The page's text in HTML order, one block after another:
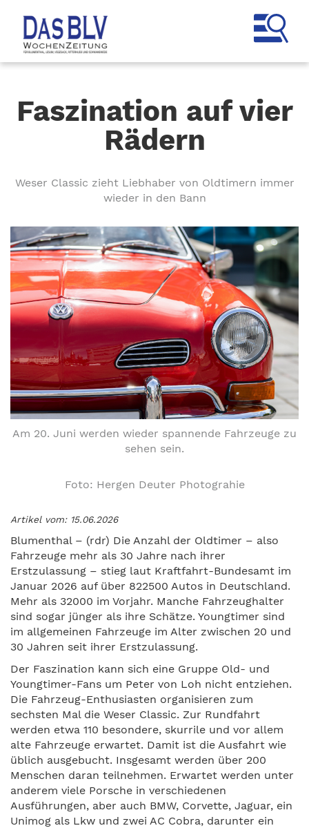
Faszination auf vier
Rädern
Weser Classic zieht Liebhaber von Oldtimern immer
wieder in den Bann
Am 20. Juni werden wieder spannende Fahrzeuge zu
sehen sein.
Foto: Hergen Deuter Photograhie
Artikel vom: 15.06.2026
Blumenthal – (rdr) Die Anzahl der Oldtimer – also
Fahrzeuge mehr als 30 Jahre nach ihrer
Erstzulassung – stieg laut Kraftfahrt-Bundesamt im
Januar 2026 auf über 822500 Autos in Deutschland.
Mehr als 32000 im Vorjahr. Manche Fahrzeughalter
sind sogar jünger als ihre Schätze. Youngtimer sind
im allgemeinen Fahrzeuge im Alter zwischen 20 und
30 Jahren seit ihrer Erstzulassung.
Der Faszination kann sich eine Gruppe Old- und
Youngtimer-Fans um Peter von Loh nicht entziehen.
Die Fahrzeug-Enthusiasten organisieren zum
sechsten Mal die Weser Classic. Zur Rundfahrt
werden etwa 110 besondere, skurrile und vor allem
alte Fahrzeuge erwartet. Damit ist die Ausfahrt wie
üblich ausgebucht. Insgesamt werden über 200
Menschen daran teilnehmen. Erwartet werden unter
anderem viele Porsche in verschiedenen
Ausführungen, aber auch BMW, Corvette, Jaguar, ein
Unimog als Lkw und zwei AC Cobra, darunter ein